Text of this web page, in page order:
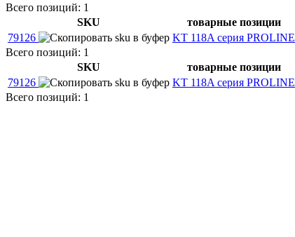
Всего позиций: 1
SKU
товарные позиции
79126
KT 118A серия PROLINE
Всего позиций: 1
SKU
товарные позиции
79126
KT 118A серия PROLINE
Всего позиций: 1